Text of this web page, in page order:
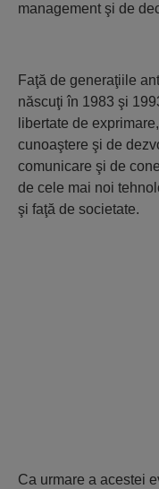
management şi de
Faţă de generaţiile
născuţi în 1983 şi
libertate de
cunoaştere şi de
comunicare şi de
de cele mai noi
şi faţă de societate.
Ca urmare a acestei